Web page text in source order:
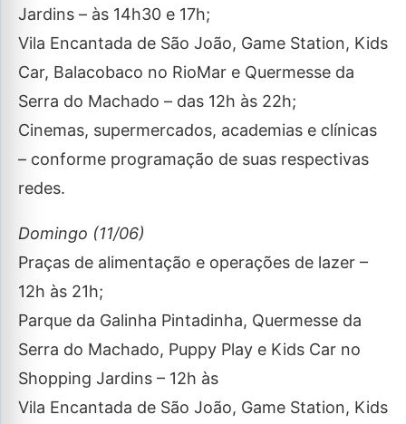
Jardins – às 14h30 e 17h;
Vila Encantada de São João, Game Station, Kids
Car, Balacobaco no RioMar e Quermesse da
Serra do Machado – das 12h às 22h;
Cinemas, supermercados, academias e clínicas
– conforme programação de suas respectivas
redes.
Domingo (11/06)
Praças de alimentação e operações de lazer –
12h às 21h;
Parque da Galinha Pintadinha, Quermesse da
Serra do Machado, Puppy Play e Kids Car no
Shopping Jardins – 12h às
Vila Encantada de São João, Game Station, Kids